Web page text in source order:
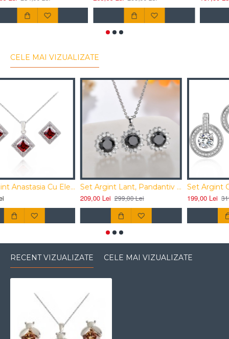
CELE MAI VIZUALIZATE
Set Argint Anastasia Cu Elemente Swarovski Rosu Passion Set Argint Lant, Pandantiv Si Cercei Cu Elemente Swarovski Drops Circle Onyx Black
209,00 Lei
RECENT VIZUALIZATE CELE MAI VIZUALIZATE